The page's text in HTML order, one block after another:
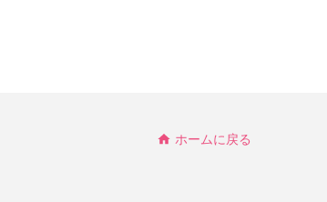
ホームに戻る